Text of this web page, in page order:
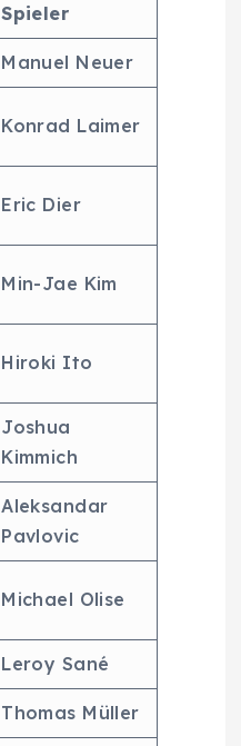
Spieler
Manuel Neuer
Konrad Laimer
Eric Dier
Min-Jae Kim
Hiroki Ito
Joshua
Kimmich
Aleksandar
Pavlovic
Michael Olise
Leroy Sané
Thomas Müller